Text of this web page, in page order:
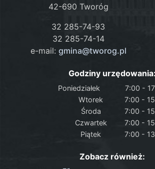
42-690 Tworóg
32 285-74-93
32 285-74-14
e-mail: gmina@tworog.pl
Godziny urzędowania:
Poniedziałek
7:00 -
Wtorek
7:00 -
Środa
7:00 -
Czwartek
7:00 -
Piątek
7:00 -
Zobacz również: